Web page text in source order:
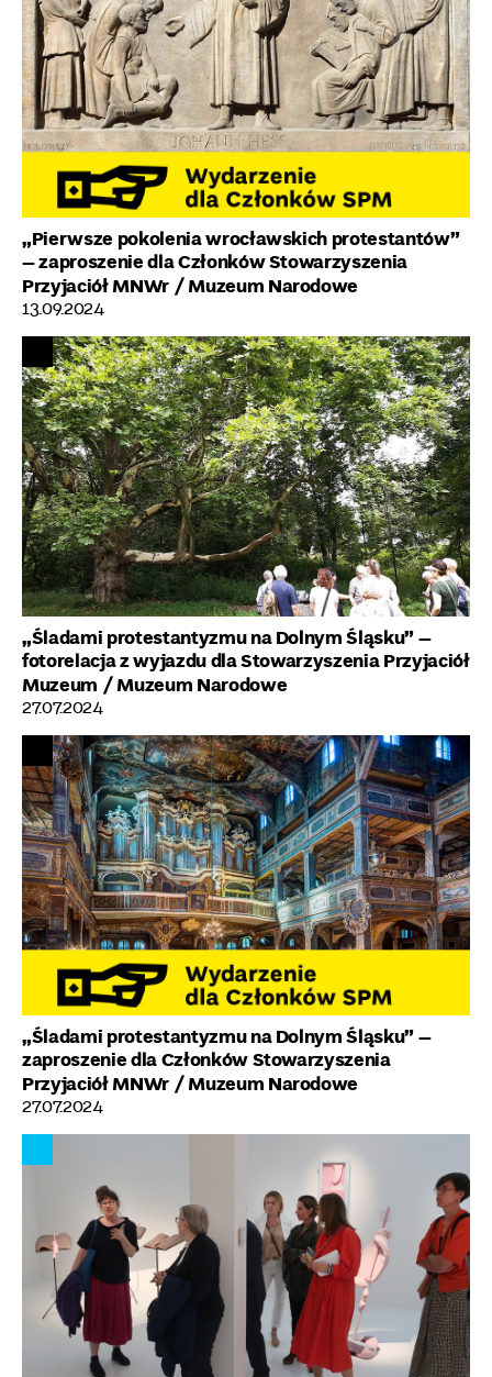
„Pierwsze pokolenia wrocławskich protestantów”
– zaproszenie dla Członków Stowarzyszenia
Przyjaciół MNWr / Muzeum Narodowe
13.09.2024
„Śladami protestantyzmu na Dolnym Śląsku” –
fotorelacja z wyjazdu dla Stowarzyszenia Przyjaciół
Muzeum / Muzeum Narodowe
27.07.2024
„Śladami protestantyzmu na Dolnym Śląsku” –
zaproszenie dla Członków Stowarzyszenia
Przyjaciół MNWr / Muzeum Narodowe
27.07.2024